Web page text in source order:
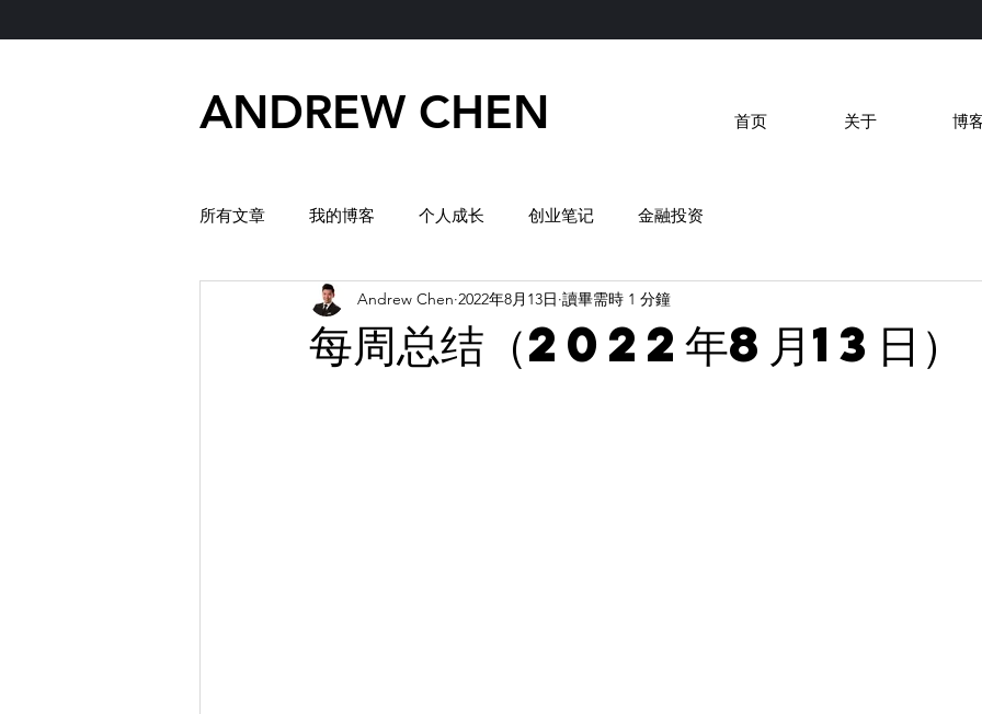
ANDREW CHEN 首页 关于 博
所有文章 我的博客 个人成长 创业笔记 金融投资
每周总结（2022年8月13日）
Andrew Chen 2022年8月13日 讀畢需時 1 分鐘